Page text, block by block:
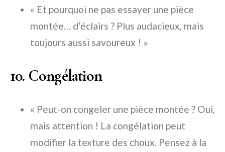
« Et pourquoi ne pas essayer une pièce
montée… d’éclairs ? Plus audacieux, mais
toujours aussi savoureux ! »
10. Congélation
« Peut-on congeler une pièce montée ? Oui,
mais attention ! La congélation peut
modifier la texture des choux. Pensez à la